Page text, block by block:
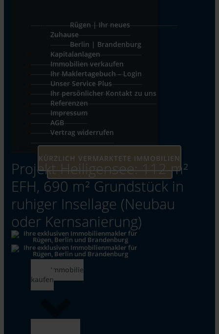
Rügen | Ihr neues
Zuhause
Berlin | Brandenburg
Kapitalanlagen
Immobilien verkaufen
Ihr Maklertagebuch – Login
Unser Service Plus
Ihr persönlicher Kontakt zu uns
Referenzen
Impressum
AGB
Vertrag widerrufen
UNSERE AKTUELLEN IMMOBILIEN
KÜRZLICH VERMARKTETE IMMOBILIEN
Projekt Heiligensee: 112 m²
EFH, 690 m² Grundstück in
ruhiger Insellage (Neubau
oder Kernsanierung)
Immobilie
kaufen